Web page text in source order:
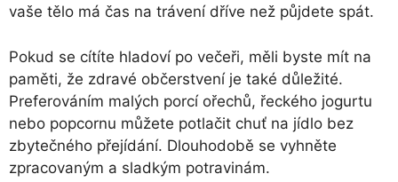
vaše tělo má čas na trávení dříve než půjdete spát.
Pokud se cítíte hladoví po večeři, měli byste mít na
paměti, že zdravé občerstvení je také důležité.
Preferováním malých porcí ořechů, řeckého jogurtu
nebo popcornu můžete potlačit chuť na jídlo bez
zbytečného přejídání. Dlouhodobě se vyhněte
zpracovaným a sladkým potravinám.